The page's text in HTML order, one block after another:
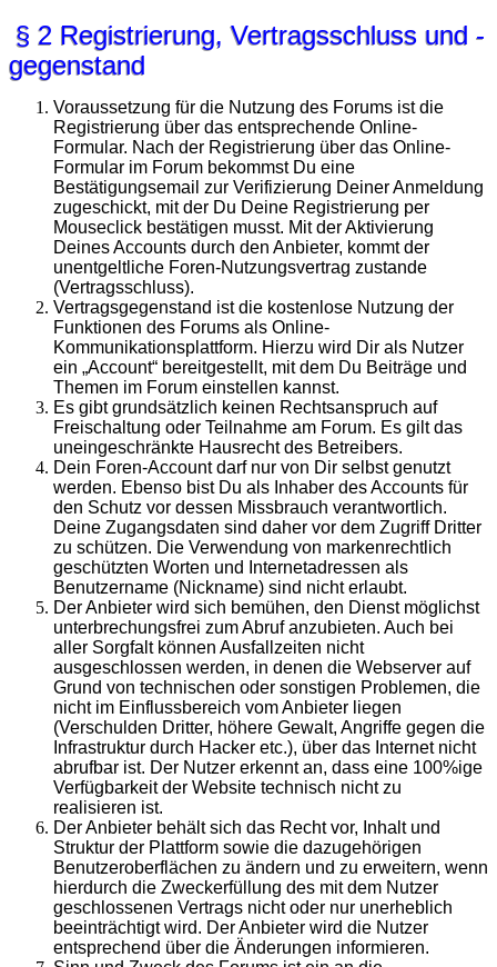
§ 2 Registrierung, Vertragsschluss und -
gegenstand
Voraussetzung für die Nutzung des Forums ist die
Registrierung über das entsprechende Online-
Formular. Nach der Registrierung über das Online-
Formular im Forum bekommst Du eine
Bestätigungsemail zur Verifizierung Deiner Anmeldung
zugeschickt, mit der Du Deine Registrierung per
Mouseclick bestätigen musst. Mit der Aktivierung
Deines Accounts durch den Anbieter, kommt der
unentgeltliche Foren-Nutzungsvertrag zustande
(Vertragsschluss).
Vertragsgegenstand ist die kostenlose Nutzung der
Funktionen des Forums als Online-
Kommunikationsplattform. Hierzu wird Dir als Nutzer
ein „Account“ bereitgestellt, mit dem Du Beiträge und
Themen im Forum einstellen kannst.
Es gibt grundsätzlich keinen Rechtsanspruch auf
Freischaltung oder Teilnahme am Forum. Es gilt das
uneingeschränkte Hausrecht des Betreibers.
Dein Foren-Account darf nur von Dir selbst genutzt
werden. Ebenso bist Du als Inhaber des Accounts für
den Schutz vor dessen Missbrauch verantwortlich.
Deine Zugangsdaten sind daher vor dem Zugriff Dritter
zu schützen. Die Verwendung von markenrechtlich
geschützten Worten und Internetadressen als
Benutzername (Nickname) sind nicht erlaubt.
Der Anbieter wird sich bemühen, den Dienst möglichst
unterbrechungsfrei zum Abruf anzubieten. Auch bei
aller Sorgfalt können Ausfallzeiten nicht
ausgeschlossen werden, in denen die Webserver auf
Grund von technischen oder sonstigen Problemen, die
nicht im Einflussbereich vom Anbieter liegen
(Verschulden Dritter, höhere Gewalt, Angriffe gegen die
Infrastruktur durch Hacker etc.), über das Internet nicht
abrufbar ist. Der Nutzer erkennt an, dass eine 100%ige
Verfügbarkeit der Website technisch nicht zu
realisieren ist.
Der Anbieter behält sich das Recht vor, Inhalt und
Struktur der Plattform sowie die dazugehörigen
Benutzeroberflächen zu ändern und zu erweitern, wenn
hierdurch die Zweckerfüllung des mit dem Nutzer
geschlossenen Vertrags nicht oder nur unerheblich
beeinträchtigt wird. Der Anbieter wird die Nutzer
entsprechend über die Änderungen informieren.